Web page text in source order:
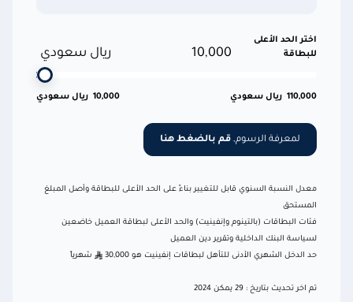
اختر الحد الأعلى
للبطاقة
ريال سعودي
ريال سعودي 10,000 ريال سعودي 110,000
لمعرفة الرسوم, قم بالضغط هنا
معدل النسبة السنوي قابل للتغيير بناءً على الحد الأعلى للبطاقة وأصل المبلغ
المستحق
فئات البطاقات (بالتينوم وإنفينيت) والحد الأعلى لبطاقة العميل خاضعين
لسياسة البنك الداخلية وتقرير دين العميل
حد الدخل الشهري الأدنى للتأهل لبطاقات إنفينيت هو 30,000
شهرياً
تم اخر تحديث بتاريخ : 29 يمكن 2024